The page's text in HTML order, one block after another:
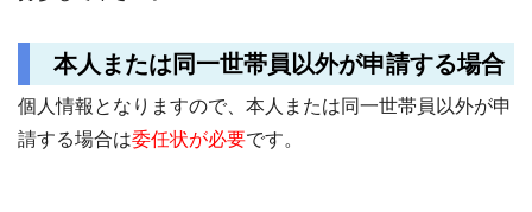
本人または同一世帯員以外が申請する場合
個人情報となりますので、本人または同一世帯員以外が申
請する場合は委任状が必要です。